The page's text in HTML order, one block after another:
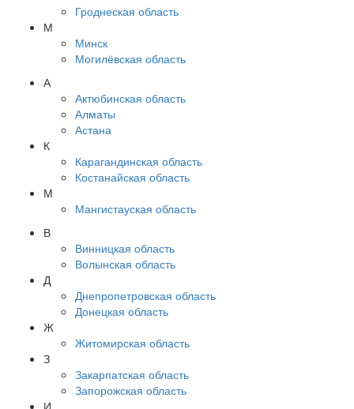
Гроднеская область
М
Минск
Могилёвская область
А
Актюбинская область
Алматы
Астана
К
Карагандинская область
Костанайская область
М
Мангистауская область
В
Винницкая область
Волынская область
Д
Днепропетровская область
Донецкая область
Ж
Житомирская область
З
Закарпатская область
Запорожская область
И